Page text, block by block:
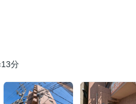
分